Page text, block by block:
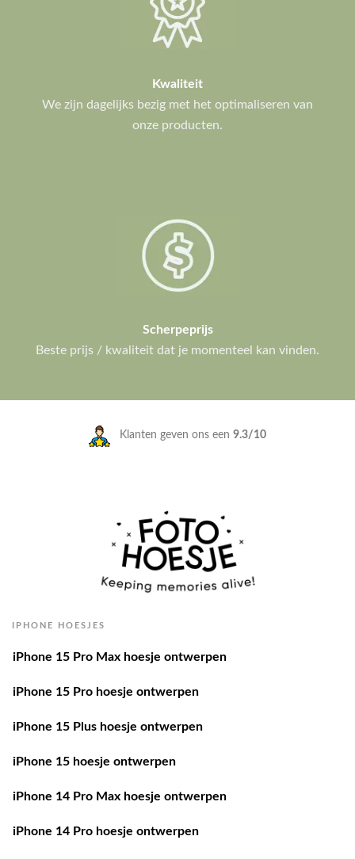
Kwaliteit
We zijn dagelijks bezig met het optimaliseren van
onze producten.
Scherpeprijs
Beste prijs / kwaliteit dat je momenteel kan vinden.
Klanten geven ons een9.3/10
IPHONE HOESJES
iPhone 15 Pro Max hoesje ontwerpen
iPhone 15 Pro hoesje ontwerpen
iPhone 15 Plus hoesje ontwerpen
iPhone 15 hoesje ontwerpen
iPhone 14 Pro Max hoesje ontwerpen
iPhone 14 Pro hoesje ontwerpen